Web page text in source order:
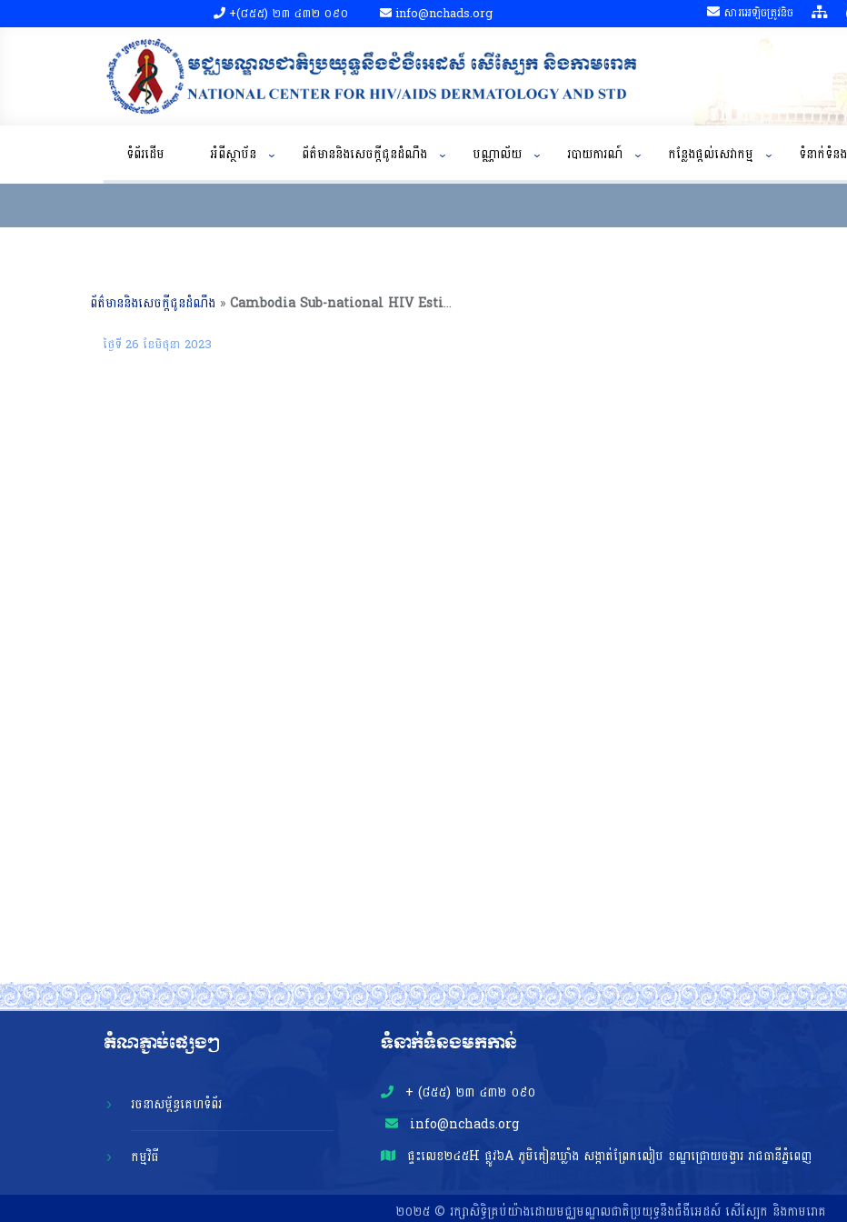
+(៨៥៥)​ ២៣​ ៤៣២ ០៩០​ info@nchads.org សារអេឡិចត្រូវនិច
ទំព័រដើម អំពីស្ថាប័ន ព័ត៌មាននិងសេចក្តីជូនដំណឹង បណ្ណាល័យ របាយការណ៍ កន្លែងផ្តល់សេវាកម្ម ទំនាក់ទំនង
ព័ត៌មាននិងសេចក្តីជូនដំណឹង » Cambodia Sub-national HIV Estimates Workshop
ថ្ងៃទី 26 ខែ​មិថុនា 2023
តំណភ្ជាប់ផ្សេងៗ
រចនាសម្ព័ន្ធគេហទំព័រ
កម្មវិធី
ទំនាក់ទំនងមកកាន់
+ (៨៥៥)​ ២៣​ ៤៣២ ០៩០
info@nchads.org
ផ្ទះ​លេខ២៤៥H ផ្លូវ៦A ភូមិគៀនឃ្លាំង សង្កាត់ព្រែកលៀប ខណ្ឌជ្រោយចង្វារ រាជធានីភ្នំពេញ
២០២៥ © រក្សាសិទ្ធិគ្រប់យ៉ាងដោយមជ្ឈមណ្ឌលជាតិប្រយុទ្ធនឹងជំងឺអេដស៍ សើស្បែក និងកាមរោគ